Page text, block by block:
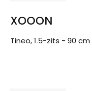
XOOON
Tineo, 1.5-zits - 90 cm